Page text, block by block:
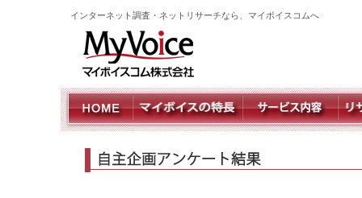
インターネット調査・ネットリサーチなら、マイボイスコムへ